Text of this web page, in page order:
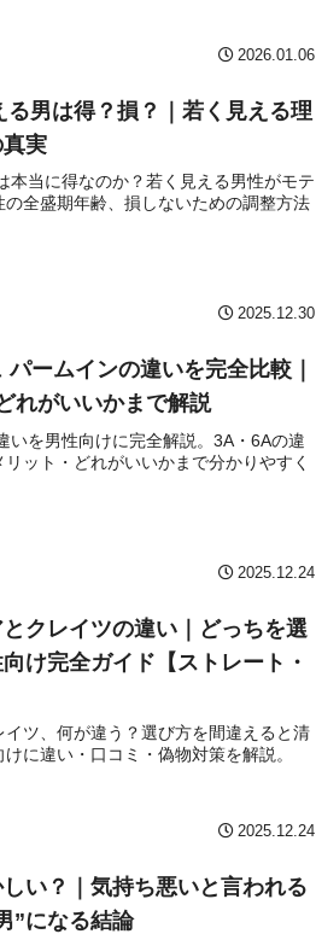
2026.01.06
男は得？損？｜若く見える理
実
本当に得なのか？若く見える男性がモテ
全盛期年齢、損しないための調整方法
2025.12.30
パームインの違いを完全比較｜
れがいいかまで解説
いを男性向けに完全解説。3A・6Aの違
ット・どれがいいかまで分かりやすく
2025.12.24
クレイツの違い｜どっちを選
け完全ガイド【ストレート・
ツ、何が違う？選び方を間違えると清
に違い・口コミ・偽物対策を解説。
2025.12.24
い？｜気持ち悪いと言われる
”になる結論